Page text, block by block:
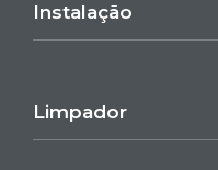
Instalação
Limpador